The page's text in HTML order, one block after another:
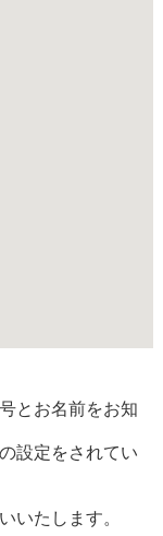
とお名前をお知
設定をされてい
いたします。